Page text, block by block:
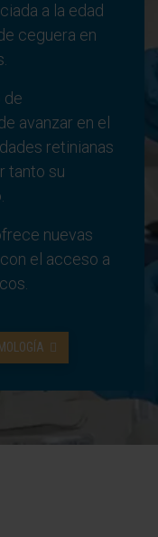
a la edad
ceguera en
de
avanzar en el
retinianas
tanto su
nuevas
el acceso a